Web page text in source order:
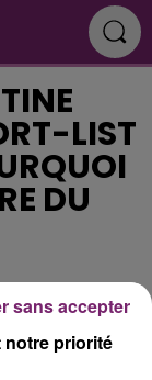
LIST
DU
notre priorité
sans accepter